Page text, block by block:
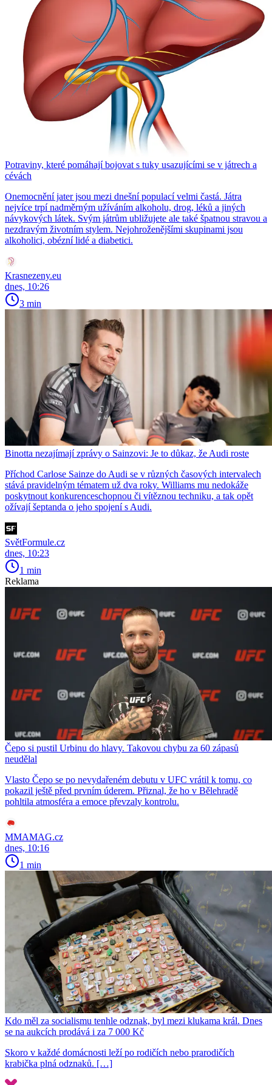
Potraviny, které pomáhají bojovat s tuky usazujícími se v játrech a
cévách
Onemocnění jater jsou mezi dnešní populací velmi častá. Játra
nejvíce trpí nadměrným užíváním alkoholu, drog, léků a jiných
návykových látek. Svým játrům ubližujete ale také špatnou stravou a
nezdravým životním stylem. Nejohroženějšími skupinami jsou
alkoholici, obézní lidé a diabetici.
Krasnezeny.eu
dnes, 10:26
3 min
Binotta nezajímají zprávy o Sainzovi: Je to důkaz, že Audi roste
Příchod Carlose Sainze do Audi se v různých časových intervalech
stává pravidelným tématem už dva roky. Williams mu nedokáže
poskytnout konkurenceschopnou či vítěznou techniku, a tak opět
ožívají šeptanda o jeho spojení s Audi.
SvětFormule.cz
dnes, 10:23
1 min
Reklama
Čepo si pustil Urbinu do hlavy. Takovou chybu za 60 zápasů
neudělal
Vlasto Čepo se po nevydařeném debutu v UFC vrátil k tomu, co
pokazil ještě před prvním úderem. Přiznal, že ho v Bělehradě
pohltila atmosféra a emoce převzaly kontrolu.
MMAMAG.cz
dnes, 10:16
1 min
Kdo měl za socialismu tenhle odznak, byl mezi klukama král. Dnes
se na aukcích prodává i za 7 000 Kč
Skoro v každé domácnosti leží po rodičích nebo prarodičích
krabička plná odznaků. […]